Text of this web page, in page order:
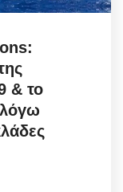
& το